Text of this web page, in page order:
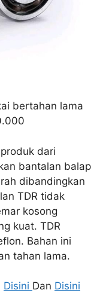
bertahan lama
dari
bantalan balap
dibandingkan
TDR tidak
kosong
kuat. TDR
Bahan ini
tahan lama.
Disini Dan Disini